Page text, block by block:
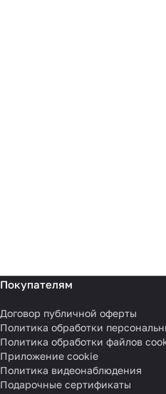
Покупателям
Договор публичной оферты
Политика обработки
Политика обработки файлов
Приложение cookie
Политика видеонаблюдения
Подарочные сертификаты